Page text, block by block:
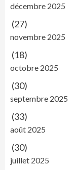
décembre 2025
(27)
novembre 2025
(18)
octobre 2025
(30)
septembre 2025
(33)
août 2025
(30)
juillet 2025